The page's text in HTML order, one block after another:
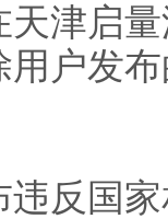
津启
户发
反国